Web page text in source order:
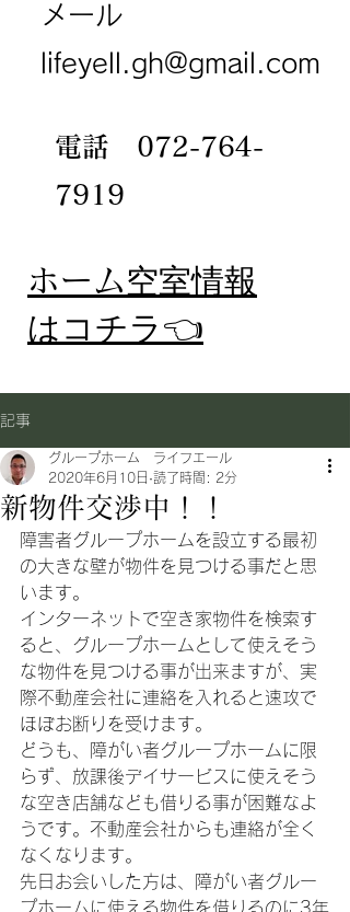
メール
lifeyell.gh@gmail.com
電話 072-764-
7919
​ホーム空室情報
​はコチラ👈
記事
新物件交渉中！！
グループホーム ライフエール
2020年6月10日 読了時間: 2分
障害者グループホームを設立する最初
の大きな壁が物件を見つける事だと思
います。
インターネットで空き家物件を検索す
ると、グループホームとして使えそう
な物件を見つける事が出来ますが、実
際不動産会社に連絡を入れると速攻で
ほぼお断りを受けます。
どうも、障がい者グループホームに限
らず、放課後デイサービスに使えそう
な空き店舗なども借りる事が困難なよ
うです。不動産会社からも連絡が全く
なくなります。
先日お会いした方は、障がい者グルー
プホームに使える物件を借りるのに3年